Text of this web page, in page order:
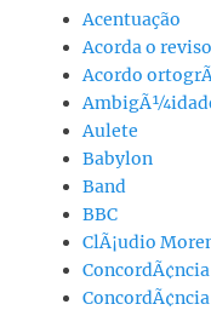
Acentuação
Acorda o
Acordo
Aulete
Babylon
Band
BBC
ClÃ¡udio
ConcordÃ¢ncia